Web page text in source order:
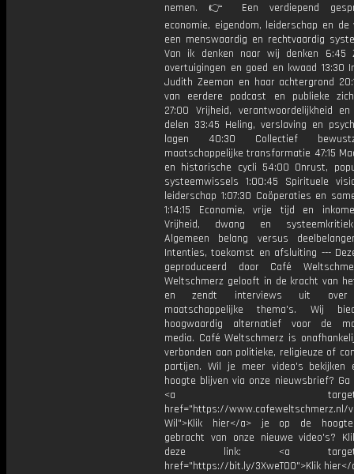
nemen. 👉 Een verdiepend
economie, eigendom, leiderschap en
een menswaardig en rechtvaardig
Van ik denken naar wij denken 6:45
overtuigingen en goed en kwaad 13:30
Judith Zeeman en haar achtergrond
van eerdere podcast en publieke
27:00 Vrijheid, verantwoordelijkheid
delen 33:45 Heling, verslaving en
lagen 40:30 Collectief
maatschappelijke transformatie 47:15
en historische cycli 54:00 Onrust,
systeemwissels 1:00:45 Spirituele
leiderschap 1:07:30 Coöperaties en
1:14:15 Economie, vrije tijd en
Vrijheid, dwang en
Algemeen belang versus
Intenties, toekomst en afsluiting ---
geproduceerd door Café
Weltschmerz gelooft in de kracht van
en zendt interviews uit over
maatschappelijke thema's. Wij
hoogwaardig alternatief voor de
media. Café Weltschmerz is
verbonden aan politieke, religieuze of
partijen. Wil je meer video's bekijken
hoogte blijven via onze nieuwsbrief? Ga
<a
href="https://www.cafeweltschmerz.nl/
Wil">Klik hier</a> je op de
gebracht van onze nieuwe video's?
deze link: <a
href="https://bit.ly/3XweTO0">Klik hier</